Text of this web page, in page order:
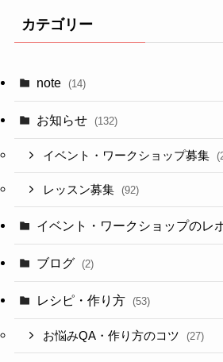
カテゴリー
note (14)
お知らせ (132)
イベント・ワークショップ募集
レッスン募集 (92)
イベント・ワークショップのレ
ブログ (2)
レシピ・作り方 (53)
お悩みQA・作り方のコツ (27)